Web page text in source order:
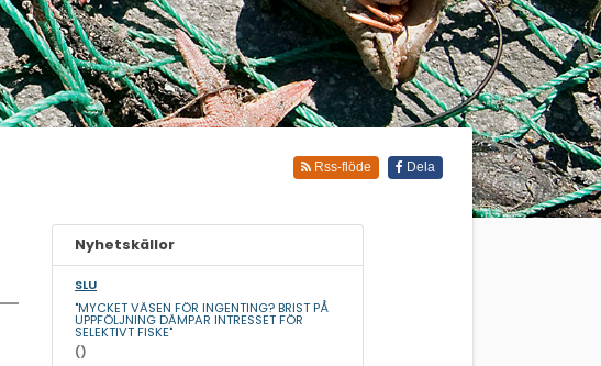
Dela
Rss-flöde
Nyhetskällor
SLU
"MYCKET VÄSEN FÖR INGENTING? BRIST PÅ
UPPFÖLJNING DÄMPAR INTRESSET FÖR
SELEKTIVT FISKE"
()